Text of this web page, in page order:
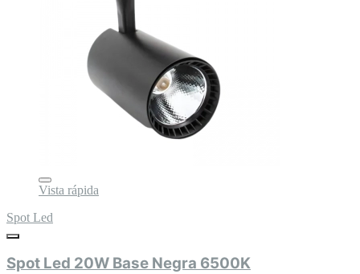
Vista rápida
Spot Led
Spot Led 20W Base Negra 6500K